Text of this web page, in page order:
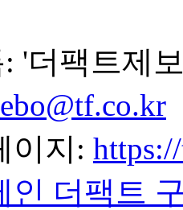
: '더팩트제
이지:
인 더팩트